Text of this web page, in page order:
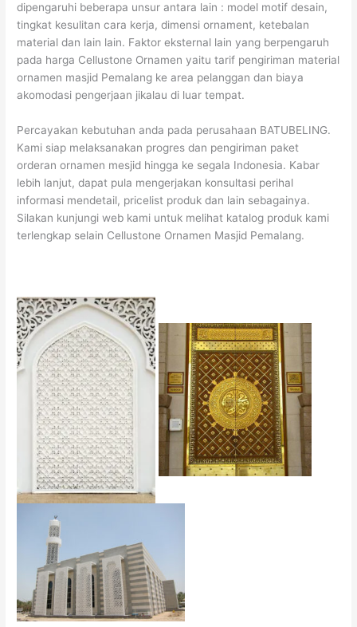
dipengaruhi beberapa unsur antara lain : model motif desain,
tingkat kesulitan cara kerja, dimensi ornament, ketebalan
material dan lain lain. Faktor eksternal lain yang berpengaruh
pada harga Cellustone Ornamen yaitu tarif pengiriman material
ornamen masjid Pemalang ke area pelanggan dan biaya
akomodasi pengerjaan jikalau di luar tempat.
Percayakan kebutuhan anda pada perusahaan BATUBELING.
Kami siap melaksanakan progres dan pengiriman paket
orderan ornamen mesjid hingga ke segala Indonesia. Kabar
lebih lanjut, dapat pula mengerjakan konsultasi perihal
informasi mendetail, pricelist produk dan lain sebagainya.
Silakan kunjungi web kami untuk melihat katalog produk kami
terlengkap selain Cellustone Ornamen Masjid Pemalang.